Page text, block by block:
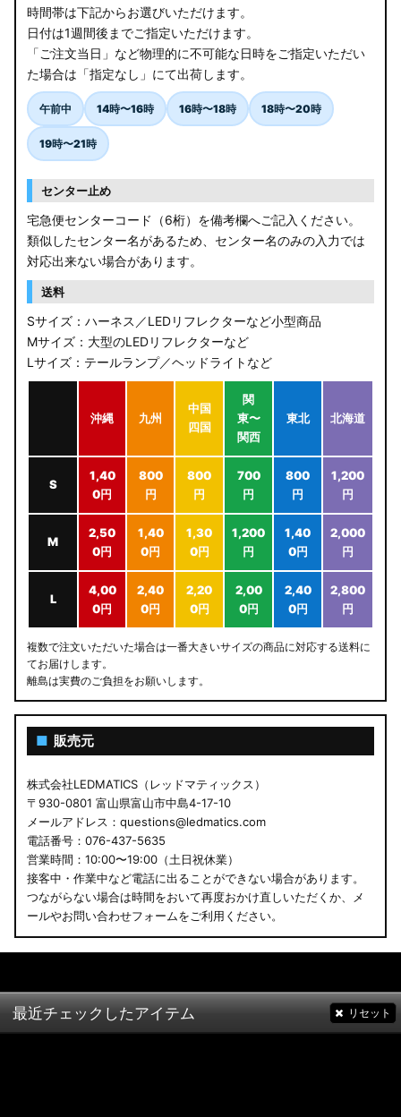
時間帯は下記からお選びいただけます。
日付は1週間後までご指定いただけます。
「ご注文当日」など物理的に不可能な日時をご指定いただい
た場合は「指定なし」にて出荷します。
午前中 14時〜16時 16時〜18時 18時〜20時
19時〜21時
センター止め
宅急便センターコード（6桁）を備考欄へご記入ください。
類似したセンター名があるため、センター名のみの入力では
対応出来ない場合があります。
送料
Sサイズ：ハーネス／LEDリフレクターなど小型商品
Mサイズ：大型のLEDリフレクターなど
Lサイズ：テールランプ／ヘッドライトなど
沖縄 九州
中国
四国
関
東〜
関西
東北 北海道
S
1,40
0円
800
円
800
円
700
円
800
円
1,200
円
M
2,50
0円
1,40
0円
1,30
0円
1,200
円
1,40
0円
2,000
円
L
4,00
0円
2,40
0円
2,20
0円
2,00
0円
2,40
0円
2,800
円
複数で注文いただいた場合は一番大きいサイズの商品に対応する送料に
てお届けします。
離島は実費のご負担をお願いします。
■ 販売元
株式会社LEDMATICS（レッドマティックス）
〒930-0801 富山県富山市中島4-17-10
メールアドレス：questions@ledmatics.com
電話番号：076-437-5635
営業時間：10:00〜19:00（土日祝休業）
接客中・作業中など電話に出ることができない場合があります。
つながらない場合は時間をおいて再度おかけ直しいただくか、メ
ールやお問い合わせフォームをご利用ください。
最近チェックしたアイテム リセット